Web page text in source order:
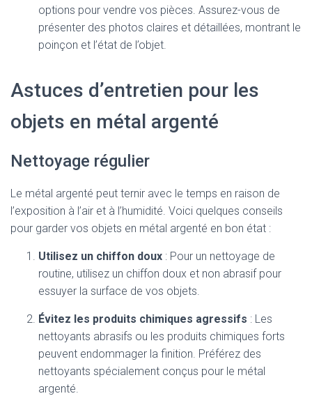
options pour vendre vos pièces. Assurez-vous de
présenter des photos claires et détaillées, montrant le
poinçon et l’état de l’objet.
Astuces d’entretien pour les
objets en métal argenté
Nettoyage régulier
Le métal argenté peut ternir avec le temps en raison de
l’exposition à l’air et à l’humidité. Voici quelques conseils
pour garder vos objets en métal argenté en bon état :
Utilisez un chiffon doux : Pour un nettoyage de
routine, utilisez un chiffon doux et non abrasif pour
essuyer la surface de vos objets.
Évitez les produits chimiques agressifs : Les
nettoyants abrasifs ou les produits chimiques forts
peuvent endommager la finition. Préférez des
nettoyants spécialement conçus pour le métal
argenté.